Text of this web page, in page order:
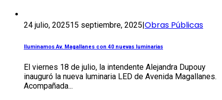
24 julio, 202515 septiembre, 2025|Obras Públicas
Iluminamos Av. Magallanes con 40 nuevas luminarias
El viernes 18 de julio, la intendente Alejandra Dupouy
inauguró la nueva luminaria LED de Avenida Magallanes.
Acompañada...